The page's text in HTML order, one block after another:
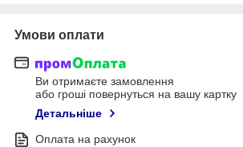
Умови оплати
Ви отримаєте замовлення
або гроші повернуться на вашу картку
Детальніше
Оплата на рахунок